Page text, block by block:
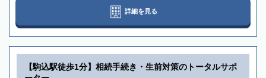
詳細を見る
【駒込駅徒歩1分】相続手続き・生前対策のトータルサポ